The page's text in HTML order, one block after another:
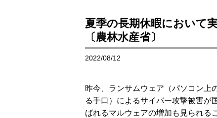
夏季の長期休暇において
〔農林水産省〕
2022/08/12
昨今、ランサムウェア（パソコン上
る手口）によるサイバー攻撃被害が
ばれるマルウェアの増加も見られる